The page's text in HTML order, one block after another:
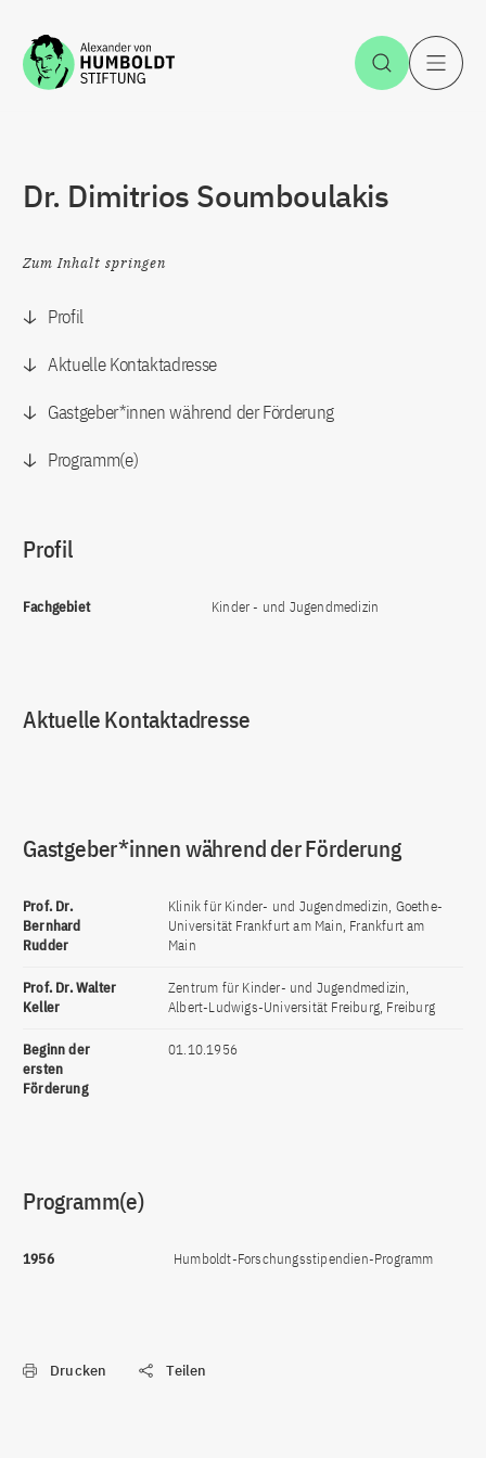
Zum Inhalt springen Suche
Dr. Dimitrios Soumboulakis
Zum Inhalt springen
Profil
Aktuelle Kontaktadresse
Gastgeber*innen während der Förderung
Programm(e)
Profil
Fachgebiet Kinder - und Jugendmedizin
Aktuelle Kontaktadresse
Gastgeber*innen während der Förderung
Prof. Dr.
Bernhard
Rudder
Klinik für Kinder- und Jugendmedizin, Goethe-
Universität Frankfurt am Main, Frankfurt am
Main
Prof. Dr. Walter
Keller
Zentrum für Kinder- und Jugendmedizin,
Albert-Ludwigs-Universität Freiburg, Freiburg
Beginn der
ersten
Förderung
01.10.1956
Programm(e)
1956 Humboldt-Forschungsstipendien-Programm
Drucken Teilen